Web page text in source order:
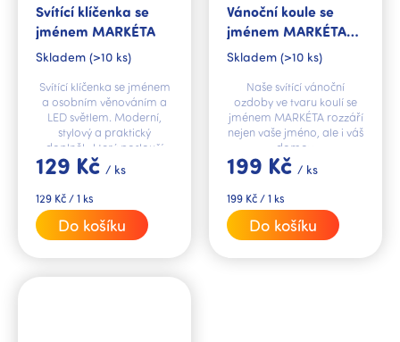
Svítící klíčenka se
jménem MARKÉTA
Skladem (>10 ks)
129 Kč / ks
Měrná
cena:
129 Kč / 1 ks
Do košíku
Svítící klíčenka se jménem
a osobním věnováním a
LED světlem. Moderní,
stylový a praktický
doplněk, který poslouží
jako perfektní osobní
dárek. Má trendy
mramorový design a...
Vánoční koule se
jménem MARKÉTA
svítící
Skladem (>10 ks)
199 Kč / ks
Měrná
cena:
199 Kč / 1 ks
Do košíku
Naše svítící vánoční
ozdoby ve tvaru koulí se
jménem MARKÉTA rozzáří
nejen vaše jméno, ale i váš
domov.